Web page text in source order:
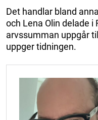
Det handlar bland
och Lena Olin delade i
arvssumman uppgår
uppger tidningen.